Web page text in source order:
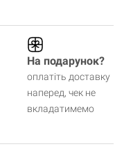
На подарунок?
оплатіть доставку
наперед, чек не
вкладатимемо